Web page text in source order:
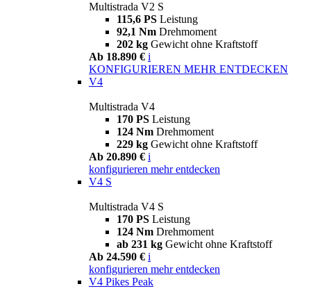
Multistrada V2 S
115,6 PS Leistung
92,1 Nm Drehmoment
202 kg Gewicht ohne Kraftstoff
Ab 18.890 € i
KONFIGURIEREN MEHR ENTDECKEN
V4
Multistrada V4
170 PS Leistung
124 Nm Drehmoment
229 kg Gewicht ohne Kraftstoff
Ab 20.890 € i
konfigurieren mehr entdecken
V4 S
Multistrada V4 S
170 PS Leistung
124 Nm Drehmoment
ab 231 kg Gewicht ohne Kraftstoff
Ab 24.590 € i
konfigurieren mehr entdecken
V4 Pikes Peak